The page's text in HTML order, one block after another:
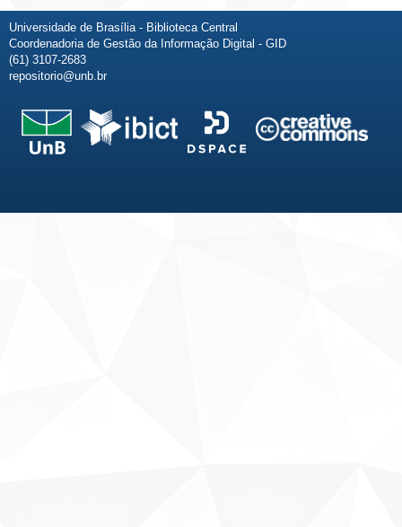
Universidade de Brasília - Biblioteca Central
Coordenadoria de Gestão da Informação Digital - GID
(61) 3107-2683
repositorio@unb.br